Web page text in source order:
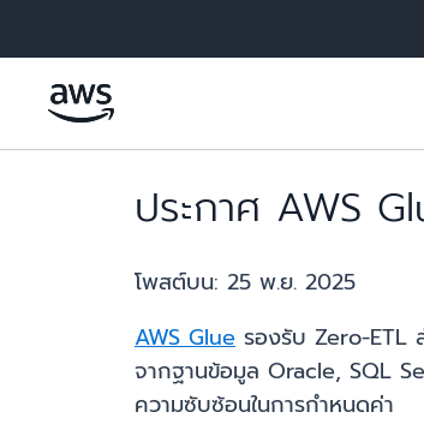
ประกาศ AWS
โพสต์บน: 25 พ.ย. 2025
AWS Glue รองรับ Zero-ETL
จากฐานข้อมูล Oracle, SQL
ความซับซ้อนในการกำหนดค่า